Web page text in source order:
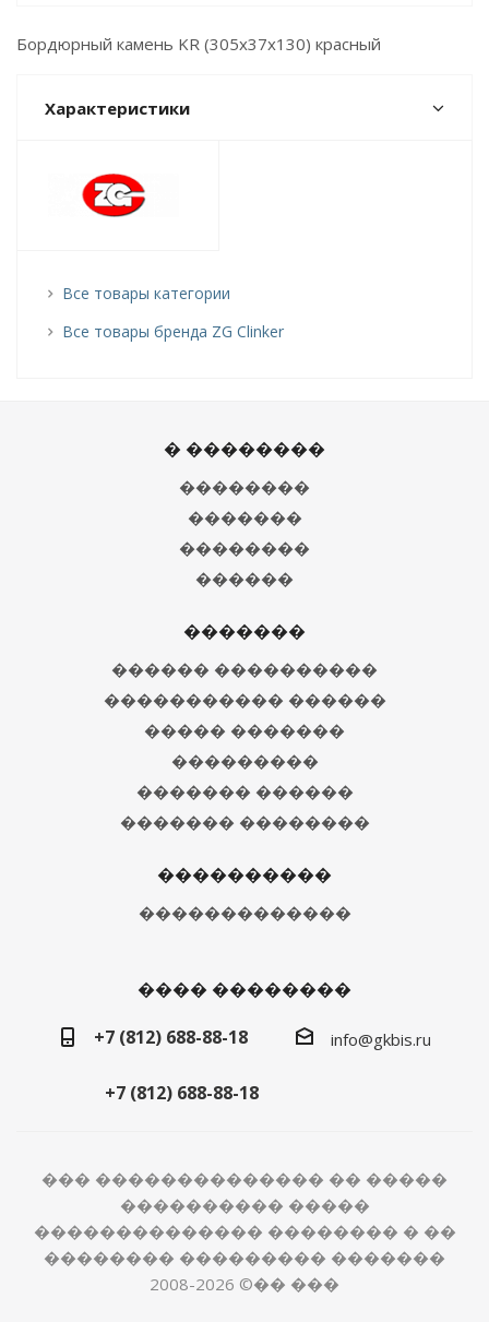
Бордюрный камень KR (305х37х130) красный
Характеристики
Все товары категории
Все товары бренда ZG Clinker
� ��������
��������
�������
��������
������
�������
������ ����������
����������� ������
����� �������
���������
������� ������
������� ��������
����������
�������������
���� ��������
+7 (812) 688-88-18
+7 (812) 688-88-18
info@gkbis.ru
��� �������������� �� �����
���������� �����
�������������� �������� � ��
�������� ��������� �������
2008-2026 ©�� ���